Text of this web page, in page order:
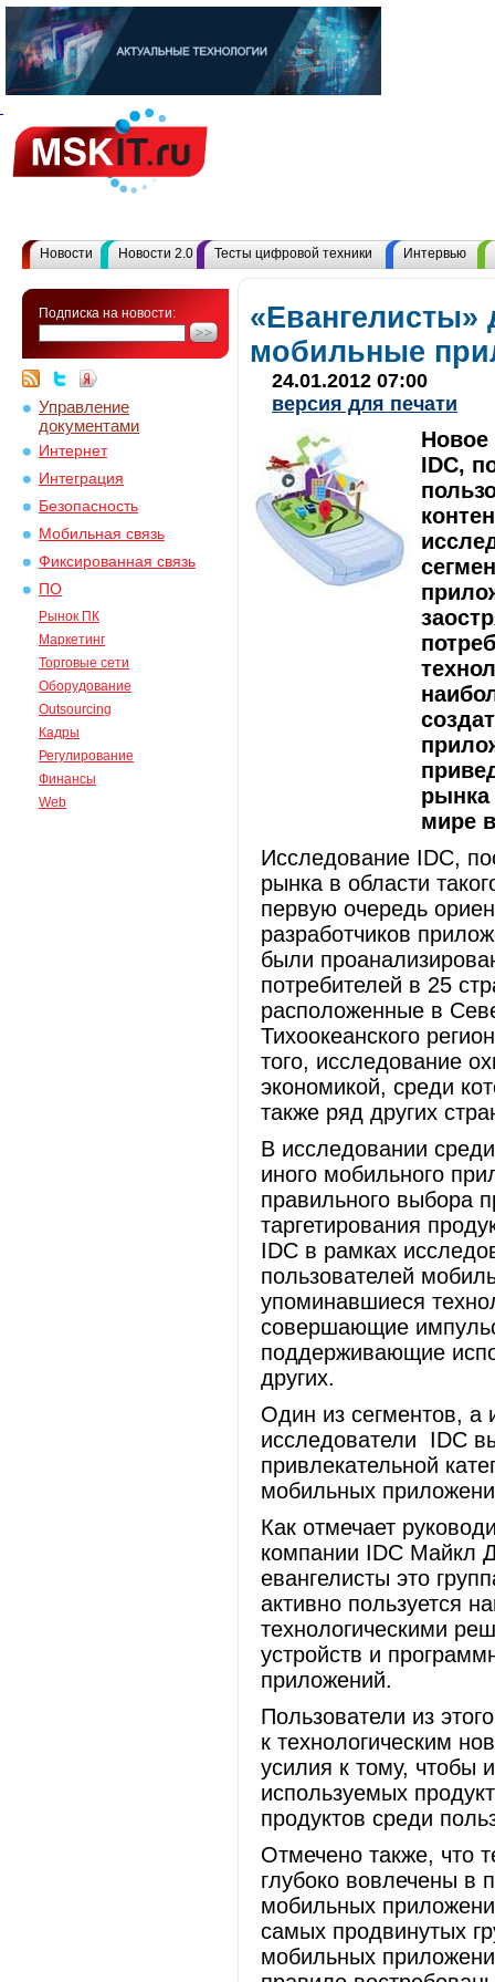
Новости Новости 2.0 Тесты цифровой техники Интервью
Подписка на новости:
Управление
документами
Интернет
Интеграция
Безопасность
Мобильная связь
Фиксированная связь
ПО
Рынок ПК
Маркетинг
Торговые сети
Оборудование
Outsourcing
Кадры
Регулирование
Финансы
Web
«Евангелисты»
мобильные
24.01.2012 07:00
версия для печати
Новое
IDC,
рынка
мире
Исследование IDC,
рынка в области
первую очередь
разработчиков
были
потребителей в 25
расположенные в
Тихоокеанского
того, исследование
экономикой, среди
также ряд других
В исследовании
иного мобильного
правильного выбора
таргетирования
IDC в рамках
пользователей
упоминавшиеся
совершающие
поддерживающие
других.
Один из сегментов, а
исследователи IDC
привлекательной
мобильных
Как отмечает
компании IDC Майкл
евангелисты это
активно пользуется
технологическими
устройств и
приложений.
Пользователи из
к технологическим
усилия к тому, чтобы
используемых
продуктов среди
Отмечено также, что
глубоко вовлечены в
мобильных
самых продвинутых
мобильных